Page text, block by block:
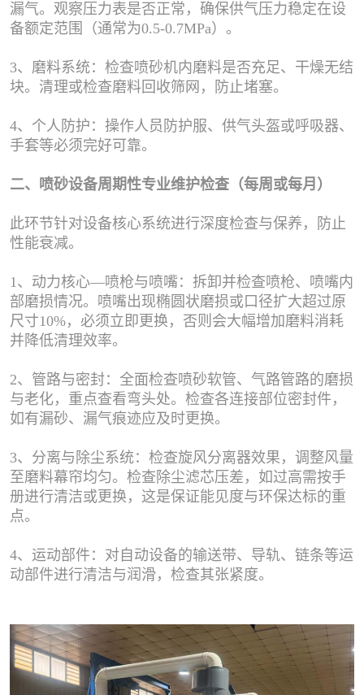
漏气。观察压力表是否正常，确保供气压力稳定在设
备额定范围（通常为0.5-0.7MPa）。
3、磨料系统：检查喷砂机内磨料是否充足、干燥无结
块。清理或检查磨料回收筛网，防止堵塞。
4、个人防护：操作人员防护服、供气头盔或呼吸器、
手套等必须完好可靠。
二、喷砂设备周期性专业维护检查（每周或每月）
此环节针对设备核心系统进行深度检查与保养，防止
性能衰减。
1、动力核心—喷枪与喷嘴：拆卸并检查喷枪、喷嘴内
部磨损情况。喷嘴出现椭圆状磨损或口径扩大超过原
尺寸10%，必须立即更换，否则会大幅增加磨料消耗
并降低清理效率。
2、管路与密封：全面检查喷砂软管、气路管路的磨损
与老化，重点查看弯头处。检查各连接部位密封件，
如有漏砂、漏气痕迹应及时更换。
3、分离与除尘系统：检查旋风分离器效果，调整风量
至磨料幕帘均匀。检查除尘滤芯压差，如过高需按手
册进行清洁或更换，这是保证能见度与环保达标的重
点。
4、运动部件：对自动设备的输送带、导轨、链条等运
动部件进行清洁与润滑，检查其张紧度。